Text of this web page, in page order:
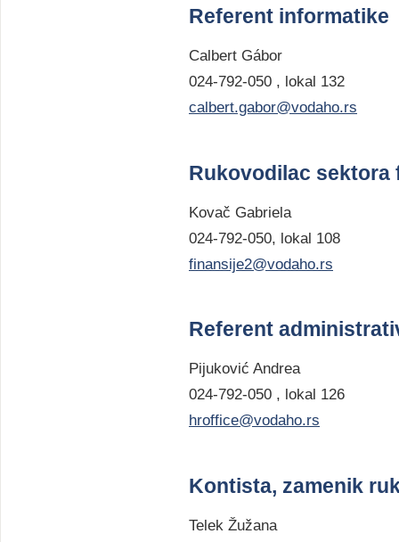
Referent informatike
Calbert Gábor
024-792-050 , lokal 132
calbert.gabor@vodaho.rs
Rukovodilac sektora
Kovač Gabriela
024-792-050, lokal 108
finansije2@vodaho.rs
Referent
Pijuković Andrea
024-792-050 , lokal 126
hroffice@vodaho.rs
Kontista, zamenik
Telek Žužana